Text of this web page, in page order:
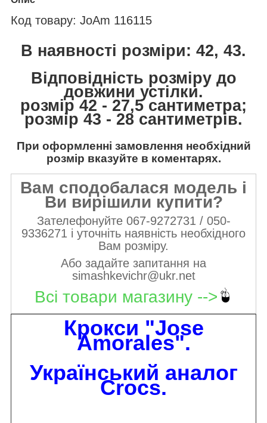
Код товару: JoAm 116115
В наявності розміри: 42, 43.
Відповідність розміру до
довжини устілки.
розмір 42 - 27,5 сантиметра;
розмір 43 - 28 сантиметрів.
При оформленні замовлення необхідний
розмір вказуйте в коментарях.
Вам сподобалася модель і
Ви вирішили купити?
Зателефонуйте 067-9272731 / 050-
9336271 і уточніть наявність необхідного
Вам розміру.
Або задайте запитання на
simashkevichr@ukr.net
Всі товари магазину -->
Крокси "Jose
Amorales".
Український аналог
Crocs.